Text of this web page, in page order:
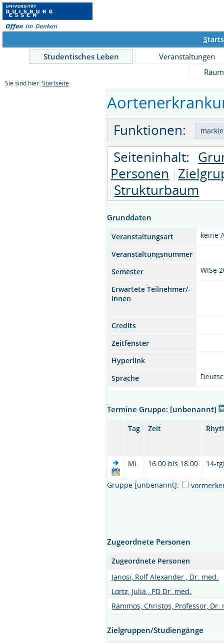
S
Studentisches Leben
Veranstaltungen
Sie sind hier: Startseite
Funktionen:
Seiteninhalt:
Personen
Strukturbaum
Grunddaten
Veranstaltungsart
keine
Veranstaltungsnummer
Semester
WiSe
Erwartete Teilnehmer/-
innen
Credits
Zeitfenster
Hyperlink
Sprache
Termine Gruppe: [unbenannt]
Tag Zeit
Mi. 16:00 bis 18:00 14-
Gruppe [unbenannt]:
Zugeordnete Personen
Zugeordnete Personen
Janosi, Rolf Alexander , Dr. med.
Lortz, Julia , PD Dr. med.
Rammos, Christos, Professor, Dr.
Zielgruppen/Studiengänge